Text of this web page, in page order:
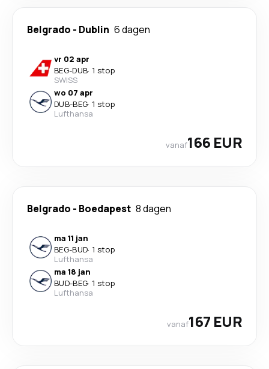
Belgrado - Dublin 6 dagen
vr 02 apr
BEG-DUB· 1 stop
SWISS
wo 07 apr
DUB-BEG· 1 stop
Lufthansa
vanaf166 EUR
Belgrado - Boedapest 8 dagen
ma 11 jan
BEG-BUD· 1 stop
Lufthansa
ma 18 jan
BUD-BEG· 1 stop
Lufthansa
vanaf167 EUR